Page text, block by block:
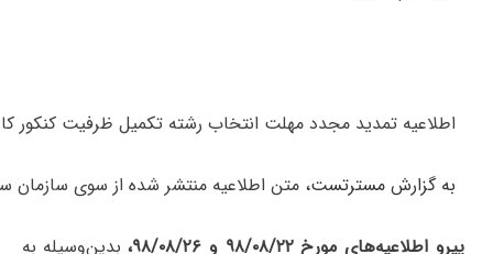
اطلاعیه تمدید مجدد مهلت انتخاب رشته تکمیل ظرفیت کنکور کارشناسی
به گزارش مسترتست، متن اطلاعیه منتشر شده از سوی
پیرو اطلاعیه‌های مورخ ۹۸/۰۸/۲۲ و ۹۸/۰۸/۲۶،
بدین‌وسیله‌ به